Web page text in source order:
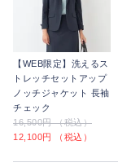
【WEB限定】洗えるス
トレッチセットアップ
ノッチジャケット 長袖
チェック
16,500円 （税込）
12,100円 （税込）